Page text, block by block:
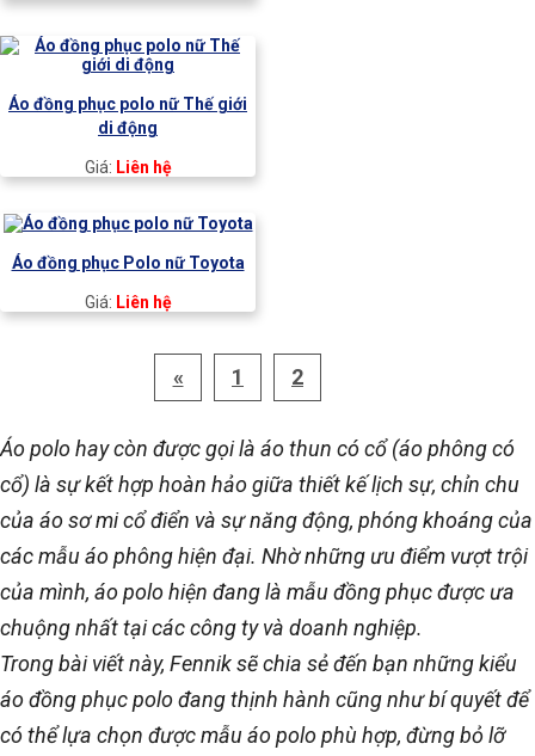
Áo đồng phục polo nữ Thế giới
di động
Giá: Liên hệ
Áo đồng phục Polo nữ Toyota
Giá: Liên hệ
« 1 2
Áo polo hay còn được gọi là áo thun có cổ (áo phông có
cổ) là sự kết hợp hoàn hảo giữa thiết kế lịch sự, chỉn chu
của áo sơ mi cổ điển và sự năng động, phóng khoáng của
các mẫu áo phông hiện đại. Nhờ những ưu điểm vượt trội
của mình, áo polo hiện đang là mẫu đồng phục được ưa
chuộng nhất tại các công ty và doanh nghiệp.
Trong bài viết này, Fennik sẽ chia sẻ đến bạn những kiểu
áo đồng phục polo đang thịnh hành cũng như bí quyết để
có thể lựa chọn được mẫu áo polo phù hợp, đừng bỏ lỡ